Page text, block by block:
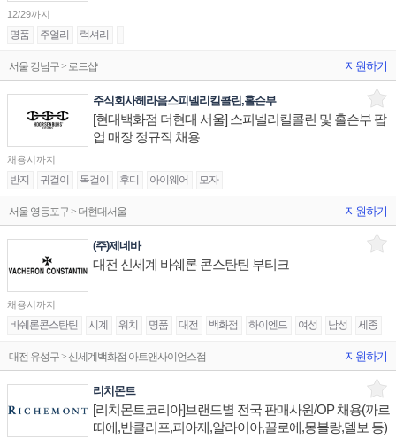
12/29까지
명품 주얼리 럭셔리
서울 강남구 > 로드샵 지원하기
주식회사헤라음스피넬리킬콜린,홀슨부
[현대백화점 더현대 서울] 스피넬리킬콜린 및 홀슨부 팝
업 매장 정규직 채용
채용시까지
반지 귀걸이 목걸이 후디 아이웨어 모자
서울 영등포구 > 더현대서울 지원하기
(주)제네바
대전 신세계 바쉐론 콘스탄틴 부티크
채용시까지
바쉐론콘스탄틴 시계 워치 명품 대전 백화점 하이엔드 여성 남성 세종
대전 유성구 > 신세계백화점 아트앤사이언스점 지원하기
리치몬트
[리치몬트코리아]브랜드별 전국 판매사원/OP 채용(까르
띠에,반클리프,피아제,알라이아,끌로에,몽블랑,델보 등)